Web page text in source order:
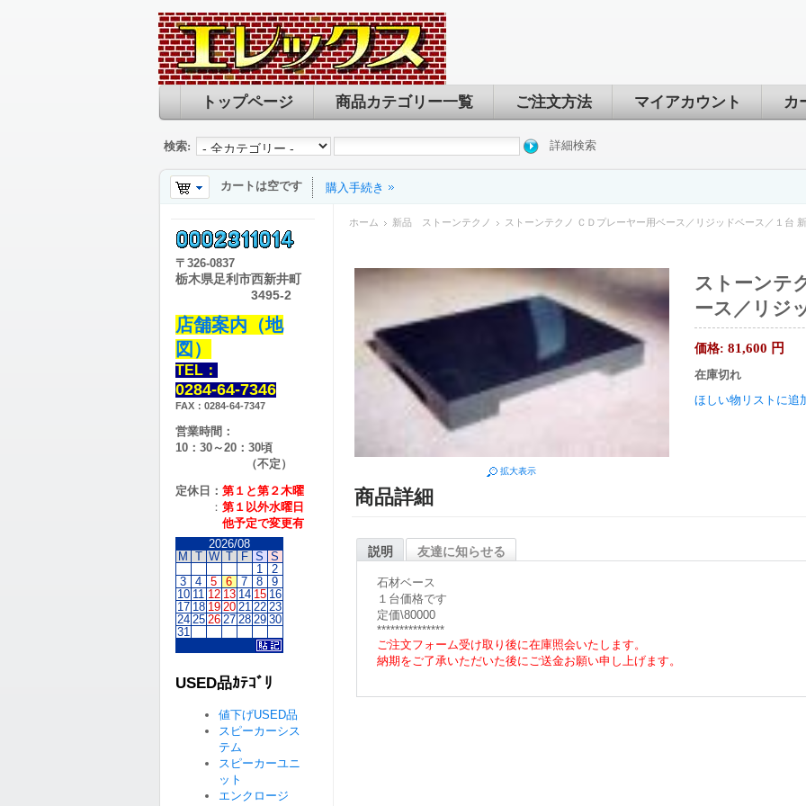
トップページ 商品カテゴリー一覧 ご注文方法 マイアカウント カ
検索: 詳細検索
カートは空です 購入手続き
ホーム 新品 ストーンテクノ ストーンテクノ ＣＤプレーヤー用ベース／リジッドベース／１台
拡大表示
ストーンテ
ース／リジ
価格: 81,600 円
在庫切れ
ほしい物リストに追
商品詳細
説明 友達に知らせる
石材ベース
１台価格です
定価\80000
***************
ご注文フォーム受け取り後に在庫照会いたします。
納期をご了承いただいた後にご送金お願い申し上げます。
〒 326-0837
栃木県足利市西新井町
3495-2
店舗案内（地
図）
TEL：
0284-64-7346
FAX：0284-64-7347
営業時間：
10：30～20：30頃
（不定）
定休日： 第１と第２木曜
： 第１以外水曜日
他予定で変更有
2026/08
M
T W T F S S
1
2
3
4 5 6 7 8
9
10 11 12 13 14 15 16
17 18 19 20 21 22 23
24 25 26 27 28 29 30
31
USED品ｶﾃｺﾞﾘ
値下げUSED品
スピーカーシス
テム
スピーカーユニ
ット
エンクロージ